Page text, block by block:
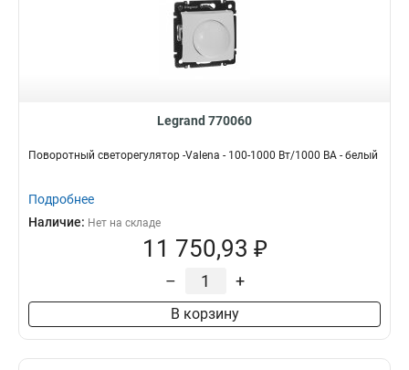
Legrand 770060
Поворотный светорегулятор -Valena - 100-1000 Вт/1000 ВА - белый
Подробнее
Наличие: Нет на складе
11 750,93 ₽
– +
В корзину